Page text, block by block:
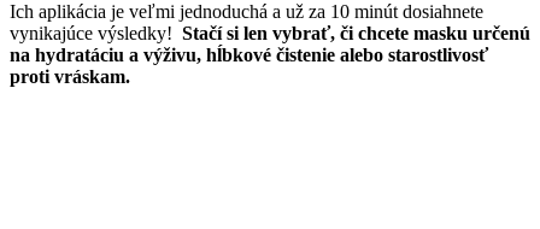
Ich aplikácia je veľmi jednoduchá a už za 10 minút dosiahnete
vynikajúce výsledky! Stačí si len vybrať, či chcete masku určenú
na hydratáciu a výživu, hĺbkové čistenie alebo starostlivosť
proti vráskam.